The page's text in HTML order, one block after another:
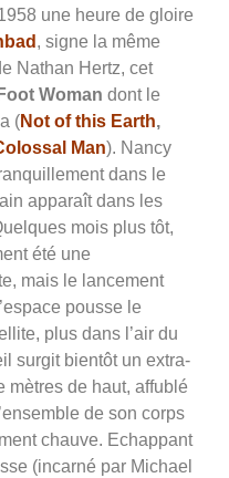
une heure de gloire
, signe la même
Nathan Hertz, cet
Woman dont le
(Not of this Earth,
Man). Nancy
dans le
apparaît dans les
mois plus tôt,
été une
mais le lancement
pousse le
plus dans l’air du
surgit bientôt un extra-
mètres de haut, affublé
de son corps
chauve. Echappant
(incarné par Michael